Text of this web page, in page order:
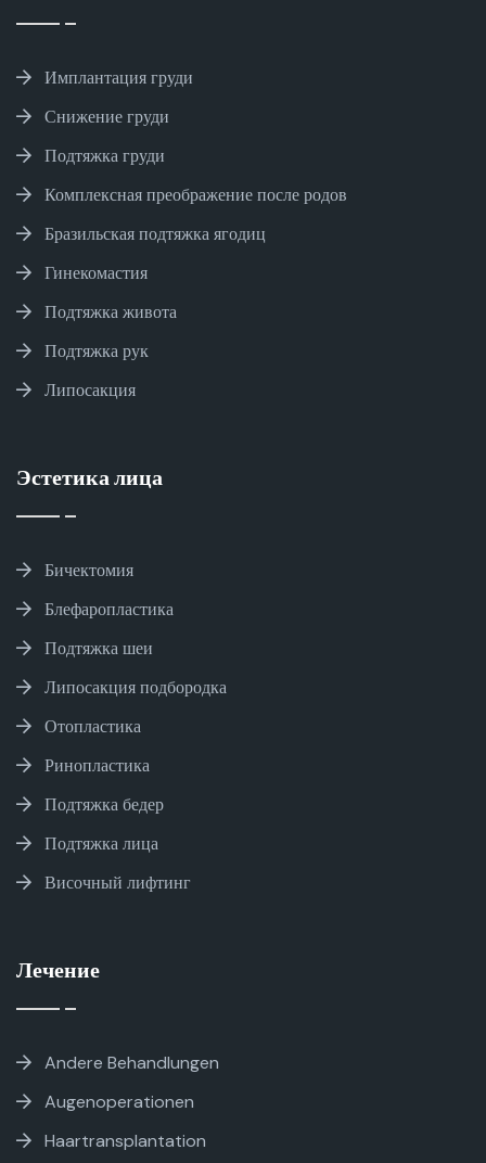
Имплантация груди
Снижение груди
Подтяжка груди
Комплексная преображение после родов
Бразильская подтяжка ягодиц
Гинекомастия
Подтяжка живота
Подтяжка рук
Липосакция
Эстетика лица
Бичектомия
Блефаропластика
Подтяжка шеи
Липосакция подбородка
Отопластика
Ринопластика
Подтяжка бедер
Подтяжка лица
Височный лифтинг
Лечение
Andere Behandlungen
Augenoperationen
Haartransplantation